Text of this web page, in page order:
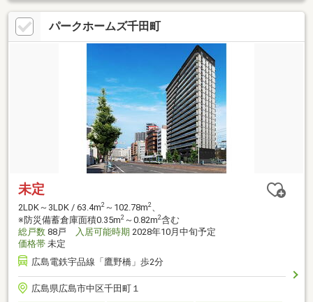
パークホームズ千田町
未定
2LDK～3LDK / 63.4m2 ～102.78m2
※防災備蓄倉庫面積0.35m2 ～0.82m2含む
総戸数 88戸 入居可能時期 2028年10月中旬予定
価格帯 未定
広島電鉄宇品線「鷹野橋」歩2分
広島県広島市中区千田町１